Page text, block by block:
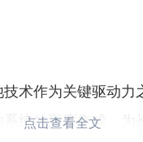
术作为关键驱动
统的深度集成，为
点击查看全文